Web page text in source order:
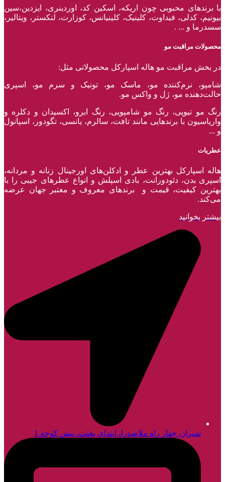
با برند‌های محبوبی چون اریکه، اسکین کد، اوردینری، ایزدین،سین
بیونیم، کدلی، فیداوت، کلینیک، کلینیانس، کوزارت، لنکستر، ویتالیر،
سسدرما و ... .
محصولات مراقبت مو
در بخش مراقبت مو هاله اسپارکل محصولاتی مثل:
شامپو، نرم‌کننده مو، ماسک مو، تونیک و سرم مو، اسپری
حالت‌دهنده مو، ژل و واکس مو.
رنگ مو تیوپی، رنگ مو شامپویی، رنگ ابرو، اکسیدان و دکلره و
واریاسیون با برند‌هایی مانند تافت، سالرم، یانسی، تگودور، اسپانول
و ...
عطریات
هاله اسپارکل بهترین عطر و ادکلن‌های اورجینال زنانه و مردانه،
اسپری بدن، دئودورانت، بادی اسپلش و انواع عطر‌های جیبی را با
بهترین کیفیت، قیمت و برندهای معروف و معتبر جهان عرضه
می‌کند.
بیشتر بخوانید
شیراز، چهار راه ملاصدرا، ابتدای بعثت، نبش کوچه 1